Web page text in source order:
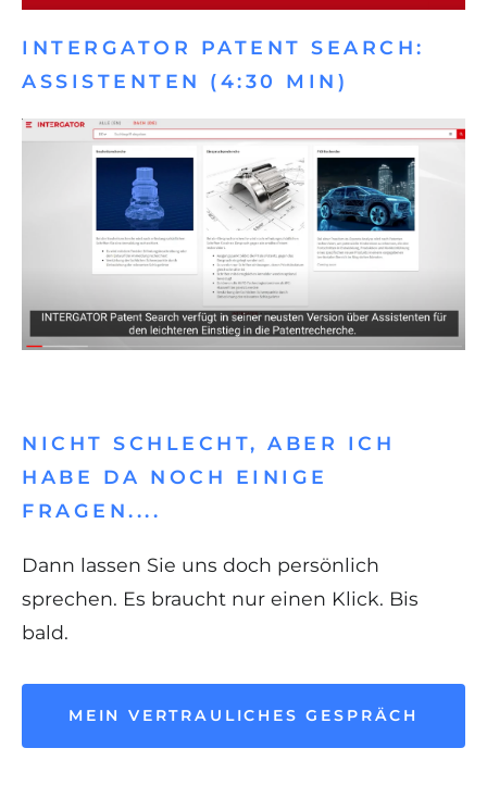
INTERGATOR PATENT SEARCH:
ASSISTENTEN (4:30 MIN)
NICHT SCHLECHT, ABER ICH
HABE DA NOCH EINIGE
FRAGEN....
Dann lassen Sie uns doch persönlich
sprechen. Es braucht nur einen Klick. Bis
bald.
MEIN VERTRAULICHES GESPRÄCH